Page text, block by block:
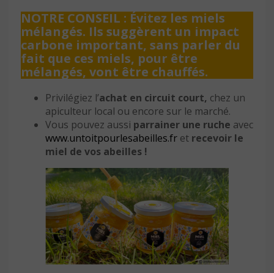
NOTRE CONSEIL : Évitez les miels
mélangés. Ils suggèrent un impact
carbone important, sans parler du
fait que ces miels, pour être
mélangés, vont être chauffés.
Privilégiez l’achat en circuit court, chez un
apiculteur local ou encore sur le marché.
Vous pouvez aussi parrainer une ruche avec
www.untoitpourlesabeilles.fr et recevoir le
miel de vos abeilles !